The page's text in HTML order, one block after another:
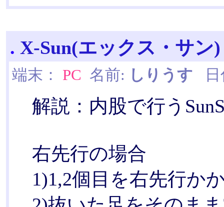
. X-Sun(エックス・サン)
端末： PC 名前: しりうす 日
解説：内股で行う
右先行の場合
1)1,2個目を右先行か